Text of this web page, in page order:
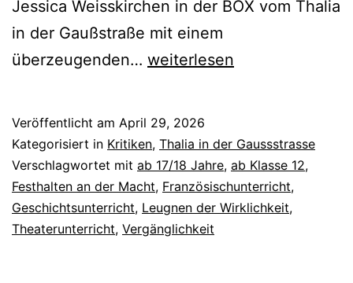
Jessica Weisskirchen in der BOX vom Thalia
in der Gaußstraße mit einem
überzeugenden… Der
weiterlesen
Veröffentlicht am April 29, 2026
Kategorisiert in Kritiken, Thalia in der Gaussstrasse
Verschlagwortet mit ab 17/18 Jahre, ab Klasse 12,
Festhalten an der Macht, Französischunterricht,
Geschichtsunterricht, Leugnen der Wirklichkeit,
Theaterunterricht, Vergänglichkeit